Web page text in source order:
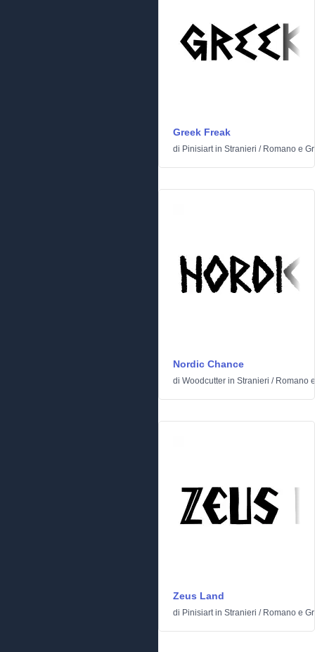
Greek Freak
di Pinisiartin Stranieri / Romano e
Nordic Chance
di Woodcutter in Stranieri / Romano
Zeus Land
di Pinisiartin Stranieri / Romano e